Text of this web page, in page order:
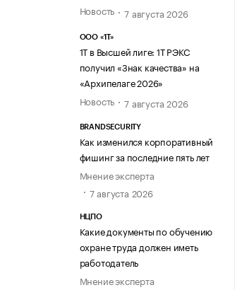
Новость
7 августа 2026
ООО «1Т»
1Т в Высшей лиге: 1Т РЭКС
получил «Знак качества» на
«Архипелаге 2026»
Новость
7 августа 2026
BRANDSECURITY
Как изменился корпоративный
фишинг за последние пять лет
Мнение эксперта
7 августа 2026
НЦПО
Какие документы по обучению
охране труда должен иметь
работодатель
Мнение эксперта